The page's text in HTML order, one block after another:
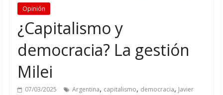
Opinión
¿Capitalismo y
democracia? La gestión
Milei
07/03/2025 Argentina, capitalismo, democracia, Javier